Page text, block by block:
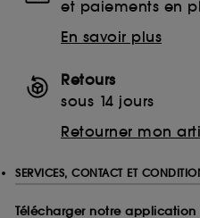
et paiements en
En savoir plus
Retours
sous 14 jours
Retourner mon
SERVICES, CONTACT ET
Télécharger notre application